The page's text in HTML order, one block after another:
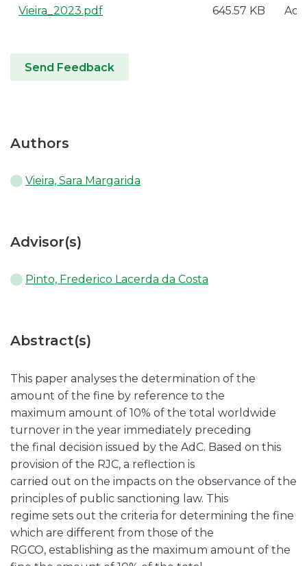
Vieira_2023.pdf 645.57 KB
Send Feedback
Authors
Vieira, Sara Margarida
Advisor(s)
Pinto, Frederico Lacerda da Costa
Abstract(s)
This paper analyses the determination of the
amount of the fine by reference to the
maximum amount of 10% of the total worldwide
turnover in the year immediately preceding
the final decision issued by the AdC. Based on this
provision of the RJC, a reflection is
carried out on the impacts on the observance of the
principles of public sanctioning law. This
regime sets out the criteria for determining the fine
which are different from those of the
RGCO, establishing as the maximum amount of the